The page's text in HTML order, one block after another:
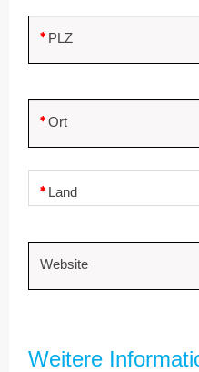
PLZ
Ort
Land
Website
Weitere